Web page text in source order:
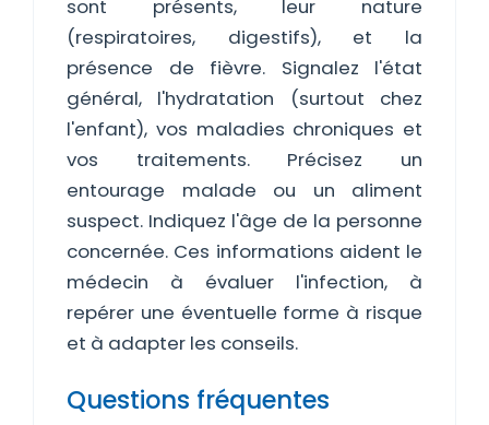
sont présents, leur nature
(respiratoires, digestifs), et la
présence de fièvre. Signalez l'état
général, l'hydratation (surtout chez
l'enfant), vos maladies chroniques et
vos traitements. Précisez un
entourage malade ou un aliment
suspect. Indiquez l'âge de la personne
concernée. Ces informations aident le
médecin à évaluer l'infection, à
repérer une éventuelle forme à risque
et à adapter les conseils.
Questions fréquentes